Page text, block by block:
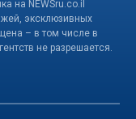
на NEWSru.co.il
эксклюзивных
– в том числе в
не разрешается.